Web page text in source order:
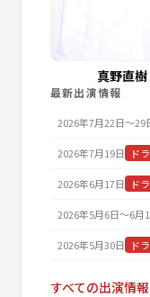
真野直樹
最新出演情報
2026年7月22日〜29
2026年7月19日 ド
2026年6月17日 ド
2026年5月6日〜6月
2026年5月30日 ド
すべての出演情